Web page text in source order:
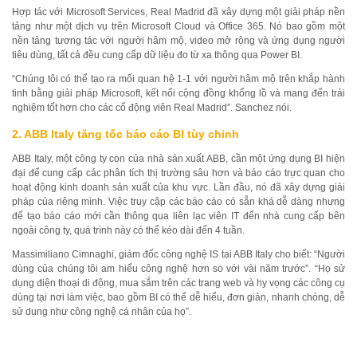
Hợp tác với Microsoft Services, Real Madrid đã xây dựng một giải pháp nền
tảng như một dịch vụ trên Microsoft Cloud và Office 365. Nó bao gồm một
nền tảng tương tác với người hâm mộ, video mở rộng và ứng dụng người
tiêu dùng, tất cả đều cung cấp dữ liệu đo từ xa thông qua Power BI.
“Chúng tôi có thể tạo ra mối quan hệ 1-1 với người hâm mộ trên khắp hành
tinh bằng giải pháp Microsoft, kết nối cộng đồng khổng lồ và mang đến trải
nghiệm tốt hơn cho các cổ động viên Real Madrid”. Sanchez nói.
2. ABB Italy tăng tốc báo cáo BI tùy chỉnh
ABB Italy, một công ty con của nhà sản xuất ABB, cần một ứng dụng BI hiện
đại để cung cấp các phân tích thị trường sâu hơn và báo cáo trực quan cho
hoạt động kinh doanh sản xuất của khu vực. Lần đầu, nó đã xây dựng giải
pháp của riêng mình. Việc truy cập các báo cáo có sẵn khá dễ dàng nhưng
để tạo báo cáo mới cần thông qua liên lạc viên IT đến nhà cung cấp bên
ngoài công ty, quá trình này có thể kéo dài đến 4 tuần.
Massimiliano Cimnaghi, giám đốc công nghệ IS tại ABB Italy cho biết: “Người
dùng của chúng tôi am hiểu công nghệ hơn so với vài năm trước”. “Họ sử
dụng điện thoại di động, mua sắm trên các trang web và hy vọng các công cụ
dùng tại nơi làm việc, bao gồm BI có thể dễ hiểu, đơn giản, nhanh chóng, dễ
sử dụng như công nghệ cá nhân của họ”.